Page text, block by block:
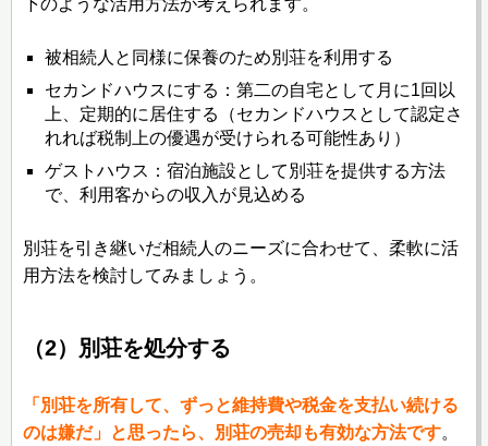
下のような活用方法が考えられます。
被相続人と同様に保養のため別荘を利用する
セカンドハウスにする：第二の自宅として月に1回以
上、定期的に居住する（セカンドハウスとして認定さ
れれば税制上の優遇が受けられる可能性あり）
ゲストハウス：宿泊施設として別荘を提供する方法
で、利用客からの収入が見込める
別荘を引き継いだ相続人のニーズに合わせて、柔軟に活
用方法を検討してみましょう。
（2）別荘を処分する
「別荘を所有して、ずっと維持費や税金を支払い続ける
のは嫌だ」と思ったら、別荘の売却も有効な方法です。